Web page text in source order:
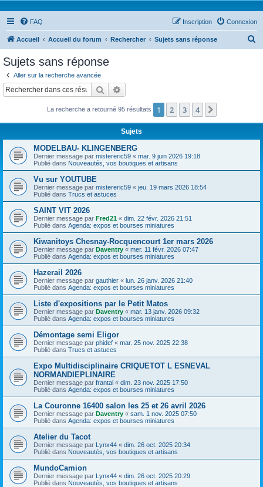
FAQ Connexion
Inscription
Accueil Accueil du forum Rechercher Sujets sans réponse
c
Sujets sans réponse
Aller sur la recherche avancée
Rechercher
La recherche a retourné 95 résultats 1 2 3 4
Sujets
MODELBAU- KLINGENBERG
Dernier message par mistereric59 « mar. 9 juin 2026 19:18
Publié dans Nouveautés, vos boutiques et artisans
Vu sur YOUTUBE
Dernier message par mistereric59 « jeu. 19 mars 2026 18:54
Publié dans Trucs et astuces
SAINT VIT 2026
Dernier message par Fred21 « dim. 22 févr. 2026 21:51
Publié dans Agenda: expos et bourses miniatures
Kiwanitoys Chesnay-Rocquencourt 1er mars 2026
Dernier message par Daventry « mer. 11 févr. 2026 07:47
Publié dans Agenda: expos et bourses miniatures
Hazerail 2026
Dernier message par gauthier « lun. 26 janv. 2026 21:40
Publié dans Agenda: expos et bourses miniatures
Liste d'expositions par le Petit Matos
Dernier message par Daventry « mar. 13 janv. 2026 09:32
Publié dans Agenda: expos et bourses miniatures
Démontage semi Eligor
Dernier message par phidef « mar. 25 nov. 2025 22:38
Publié dans Trucs et astuces
Expo Multidisciplinaire CRIQUETOT L ESNEVAL
NORMANDIEPLINAIRE
Dernier message par frantal « dim. 23 nov. 2025 17:50
Publié dans Agenda: expos et bourses miniatures
La Couronne 16400 salon les 25 et 26 avril 2026
Dernier message par Daventry « sam. 1 nov. 2025 07:50
Publié dans Agenda: expos et bourses miniatures
Atelier du Tacot
Dernier message par Lynx44 « dim. 26 oct. 2025 20:34
Publié dans Nouveautés, vos boutiques et artisans
MundoCamion
Dernier message par Lynx44 « dim. 26 oct. 2025 20:29
Publié dans Nouveautés, vos boutiques et artisans